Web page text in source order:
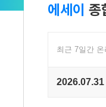
에세이 종
최근 7일간